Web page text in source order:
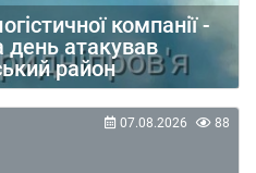
компанії -
день атакував
район
07.08.2026 88